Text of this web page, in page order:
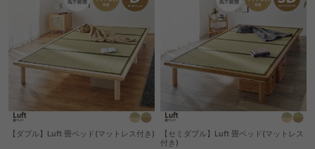
【ダブル】Luft 畳ベッド(マットレス付き)
【セミダブル】Luft 畳ベッド(マットレス
付き)